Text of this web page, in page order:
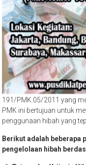
191/PMK.05/2011 yang
penggunaan hibah yang